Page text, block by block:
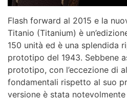
Flash forward al 2015 e la
Titanio (Titanium) è
150 unità ed è una splendida
prototipo del 1943. Sebbene
prototipo, con l’eccezione di
fondamentali rispetto al suo
versione è stata